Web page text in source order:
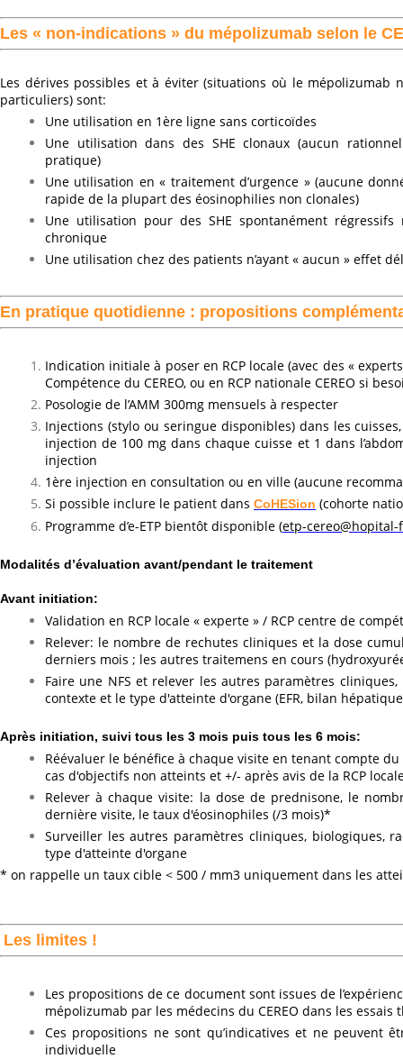
Les « non-indications » du mépolizumab selon le
Les dérives possibles et à éviter (situations où le mépolizumab
particuliers) sont:
Une utilisation en 1ère ligne sans corticoïdes
Une utilisation dans des SHE clonaux (aucun
pratique)
Une utilisation en « traitement d’urgence » (aucune
rapide de la plupart des éosinophilies non clonales)
Une utilisation pour des SHE spontanément
chronique
Une utilisation chez des patients n’ayant « aucun » effet
En pratique quotidienne : propositions
Indication initiale à poser en RCP locale (avec des «
Compétence du CEREO, ou en RCP nationale CEREO si
Posologie de l’AMM 300mg mensuels à respecter
Injections (stylo ou seringue disponibles) dans les
injection de 100 mg dans chaque cuisse et 1 dans
injection
1ère injection en consultation ou en ville (aucune
Si possible inclure le patient dans CoHESion (cohorte
Programme d’e-ETP bientôt disponible (etp-cereo@hopital-
Modalités d’évaluation avant/pendant le traitement
Avant initiation:
Validation en RCP locale « experte » / RCP centre de
Relever: le nombre de rechutes cliniques et la dose
derniers mois ; les autres traitemens en cours
Faire une NFS et relever les autres paramètres
contexte et le type d'atteinte d'organe (EFR, bilan
Après initiation, suivi tous les 3 mois puis tous les 6 mois:
Réévaluer le bénéfice à chaque visite en tenant compte
cas d'objectifs non atteints et +/- après avis de la RCP
Relever à chaque visite: la dose de prednisone, le
dernière visite, le taux d'éosinophiles (/3 mois)*
Surveiller les autres paramètres cliniques, biologiques,
type d'atteinte d'organe
* on rappelle un taux cible < 500 / mm3 uniquement dans les
Les limites !
Les propositions de ce document sont issues de
mépolizumab par les médecins du CEREO dans les essais
Ces propositions ne sont qu’indicatives et ne peuvent
individuelle